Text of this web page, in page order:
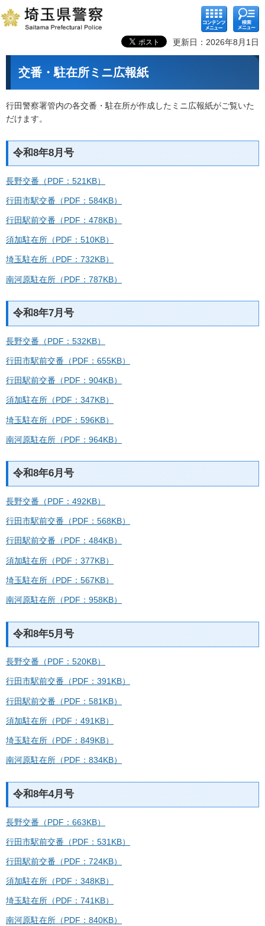
コンテ
ンツメ
ニュー
検索メ
ニュー
更新日：2026年8月1日
交番・駐在所ミニ広報紙
行田警察署管内の各交番・駐在所が作成したミニ広報紙がご覧いた
だけます。
令和8年8月号
長野交番（PDF：521KB）
行田市駅交番（PDF：584KB）
行田駅前交番（PDF：478KB）
須加駐在所（PDF：510KB）
埼玉駐在所（PDF：732KB）
南河原駐在所（PDF：787KB）
令和8年7月号
長野交番（PDF：532KB）
行田市駅前交番（PDF：655KB）
行田駅前交番（PDF：904KB）
須加駐在所（PDF：347KB）
埼玉駐在所（PDF：596KB）
南河原駐在所（PDF：964KB）
令和8年6月号
長野交番（PDF：492KB）
行田市駅前交番（PDF：568KB）
行田駅前交番（PDF：484KB）
須加駐在所（PDF：377KB）
埼玉駐在所（PDF：567KB）
南河原駐在所（PDF：958KB）
令和8年5月号
長野交番（PDF：520KB）
行田市駅前交番（PDF：391KB）
行田駅前交番（PDF：581KB）
須加駐在所（PDF：491KB）
埼玉駐在所（PDF：849KB）
南河原駐在所（PDF：834KB）
令和8年4月号
長野交番（PDF：663KB）
行田市駅前交番（PDF：531KB）
行田駅前交番（PDF：724KB）
須加駐在所（PDF：348KB）
埼玉駐在所（PDF：741KB）
南河原駐在所（PDF：840KB）